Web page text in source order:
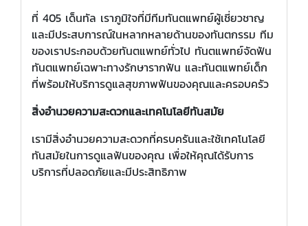
ที่ 405 เด็นทัล เราภูมิใจที่มีทีมทันตแพทย์ผู้เชี่ยวชาญ
และมีประสบการณ์ในหลากหลายด้านของทันตกรรม ทีม
ของเราประกอบด้วยทันตแพทย์ทั่วไป ทันตแพทย์จัดฟัน
ทันตแพทย์เฉพาะทางรักษารากฟัน และทันตแพทย์เด็ก
ที่พร้อมให้บริการดูแลสุขภาพฟันของคุณและครอบครัว
สิ่งอำนวยความสะดวกและเทคโนโลยีทันสมัย
เรามีสิ่งอำนวยความสะดวกที่ครบครันและใช้เทคโนโลยี
ทันสมัยในการดูแลฟันของคุณ เพื่อให้คุณได้รับการ
บริการที่ปลอดภัยและมีประสิทธิภาพ